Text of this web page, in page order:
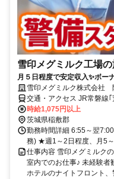
雪印メグミルク工場
月５日程度で安定収入✨ボー
雪印メグミルク株式会社
交通・アクセス JR常磐線
時給1,075円以上
茨城県稲敷郡
勤務時間詳細 6:55～翌
務) ★週1～2日程度、月5
仕事内容 雪印メグミルク
室内でのお仕事♪ 未経験
ホテルのナイトフロント、